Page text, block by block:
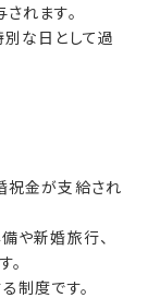
れます。
な日として過
祝金が支給され
や新婚旅行、
。
制度です。